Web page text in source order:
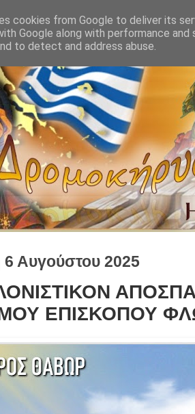
6 Αυγούστου 2025
ΕΠΙΣΚΟΠΟΥ
cookies from Google to deliver its
Google along with performance
to detect and address abuse.